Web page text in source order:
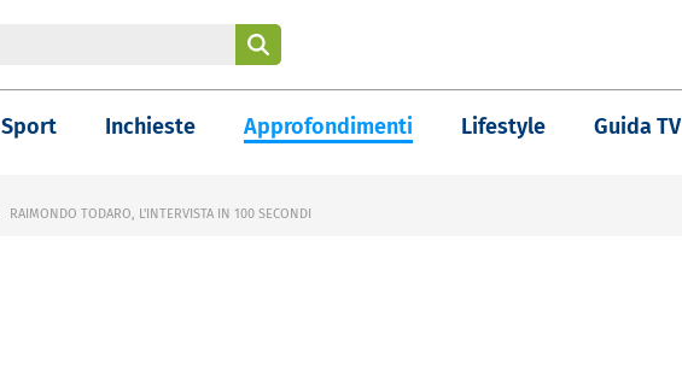
Sport Inchieste Approfondimenti Lifestyle Guida TV
RAIMONDO TODARO, L'INTERVISTA IN 100 SECONDI